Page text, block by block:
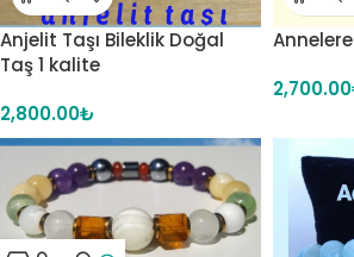
Anjelit Taşı Bileklik Doğal
Taş 1 kalite
2,800.00₺
2,700.00